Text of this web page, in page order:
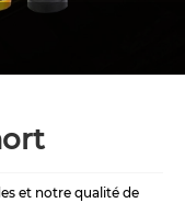
et notre qualité de